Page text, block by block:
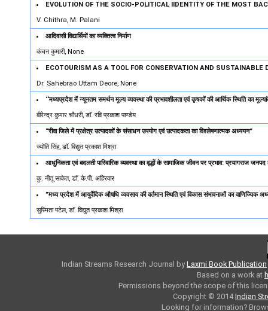
EVOLUTION OF THE SOCIO-POLITICAL IIDENTITY OF THE MOST
V. Chithra, M. Palani
आदिवासी विद्यार्थियों का व्यक्तित्व निर्माण
कंचन कुमारी, None
ECOTOURISM AS A TOOL FOR CONSERVATION AND SUSTAINABLE
Dr. Sahebrao Uttam Deore, None
‘‘मध्यप्रदेश में न्यूनतम समर्थन मूल्य व्यवस्था की प्रभावशीलता एवं कृषकों की आर्थिक स्थिति का
बीरेन्द्र कुमार चौधरी, डाॅ. रवि प्रकाश पाण्डेय
“रीवा जिले में प्रक्षेत्र उत्पादकों के संसाधन उपयोग एवं उत्पादकता का विश्लेषणात्मक अध्ययन”
ज्योति सिंह, डाॅ. विद्युत प्रकाश मिश्रा
आधुनिकता एवं बदलती पारिवारिक व्यवस्था का वृद्धों के सामाजिक जीवन पर प्रभाव: प्रयागराज
कु. नीतू साकेत, डाॅ. के.पी. अहिरवार
”मध्य प्रदेश में आयुर्वेदिक औषधि व्यवसाय की वर्तमान स्थिति एवं विकास संभावनाओं का वाणिज्यिक
सुस्मिता पटेल, डाॅ. विद्युत प्रकाश मिश्रा
Indian Streams Research Journal byLaxmi Book Publication
Based on a work at
Permissions beyond the scope of this
Copyright © 2014Indian
Looking for information?